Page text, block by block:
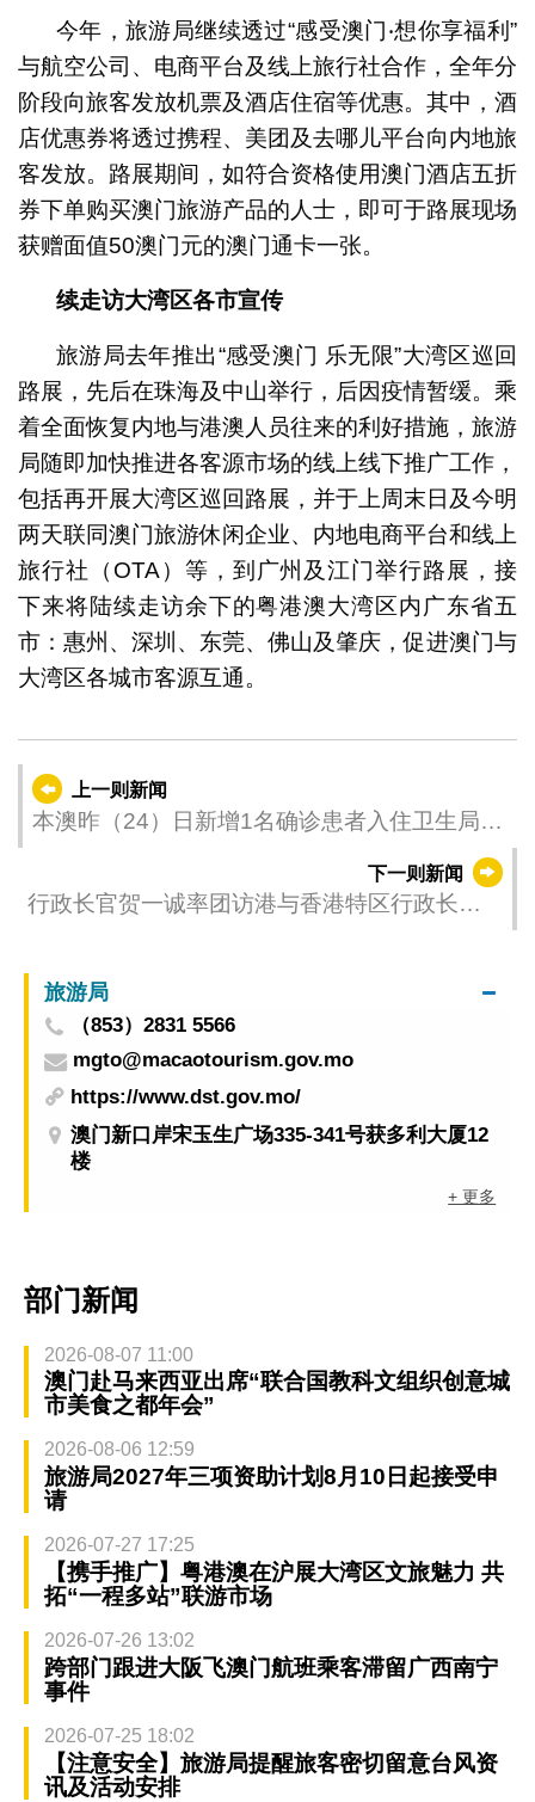
今年，旅游局继续透过“感受澳门‧想你享福利”
与航空公司、电商平台及线上旅行社合作，全年分
阶段向旅客发放机票及酒店住宿等优惠。其中，酒
店优惠券将透过携程、美团及去哪儿平台向内地旅
客发放。路展期间，如符合资格使用澳门酒店五折
券下单购买澳门旅游产品的人士，即可于路展现场
获赠面值50澳门元的澳门通卡一张。
续走访大湾区各市宣传
旅游局去年推出“感受澳门 乐无限”大湾区巡回
路展，先后在珠海及中山举行，后因疫情暂缓。乘
着全面恢复内地与港澳人员往来的利好措施，旅游
局随即加快推进各客源市场的线上线下推广工作，
包括再开展大湾区巡回路展，并于上周末日及今明
两天联同澳门旅游休闲企业、内地电商平台和线上
旅行社（OTA）等，到广州及江门举行路展，接
下来将陆续走访余下的粤港澳大湾区内广东省五
市：惠州、深圳、东莞、佛山及肇庆，促进澳门与
大湾区各城市客源互通。
上一则新闻
本澳昨（24）日新增1名确诊患者入住卫生局隔
下一则新闻
行政长官贺一诚率团访港与香港特区行政长官
旅游局
（853）2831 5566
mgto@macaotourism.gov.mo
https://www.dst.gov.mo/
澳门新口岸宋玉生广场335-341号获多利大厦12
楼
+ 更多
部门新闻
2026-08-07 11:00
澳门赴马来西亚出席“联合国教科文组织创意城
市美食之都年会”
2026-08-06 12:59
旅游局2027年三项资助计划8月10日起接受申
请
2026-07-27 17:25
【携手推广】粤港澳在沪展大湾区文旅魅力 共
拓“一程多站”联游市场
2026-07-26 13:02
跨部门跟进大阪飞澳门航班乘客滞留广西南宁
事件
2026-07-25 18:02
【注意安全】旅游局提醒旅客密切留意台风资
讯及活动安排